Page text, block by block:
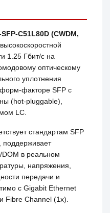
C51L80D (CWDM,
1.25 Гбит/с на
оптическому
уплотнения
факторе SFP с
(hot‑pluggable),
LC.
стандартам SFP
поддерживает
DOM в реальном
напряжения,
передачи и
с Gigabit Ethernet
Fibre Channel (1x).